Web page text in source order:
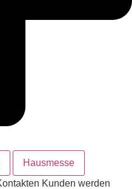
Hausmesse
Kunden werden